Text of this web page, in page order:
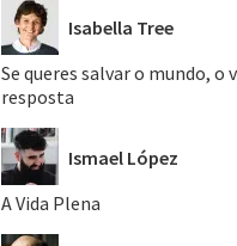
Isabella Tree
Se queres salvar o mundo, o
resposta
Ismael López
A Vida Plena